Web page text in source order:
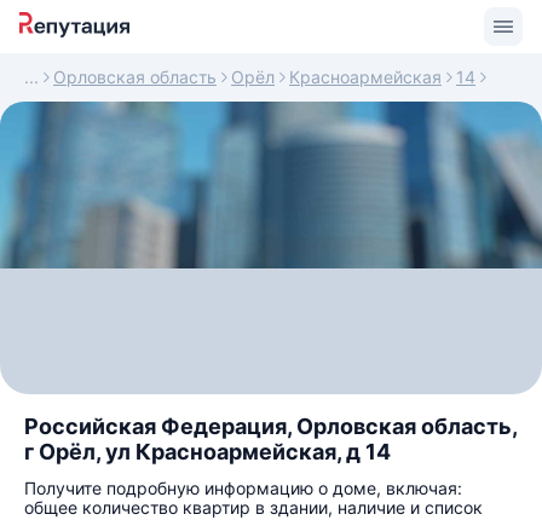
Орловская область Орёл Красноармейская 14
Российская Федерация, Орловская область,
г Орёл, ул Красноармейская, д 14
Получите подробную информацию о доме, включая:
общее количество квартир в здании, наличие и список